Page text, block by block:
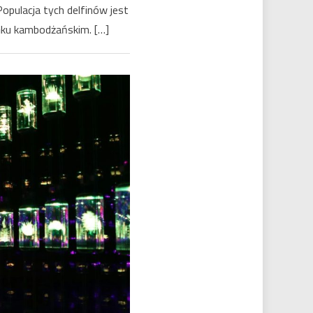
tych delfinów jest
kambodżańskim. […]